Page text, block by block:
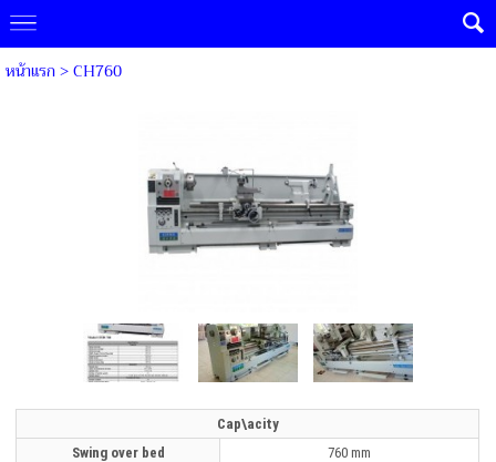
หน้าแรก>CH760
Cap\acity
Swing over bed
760 mm